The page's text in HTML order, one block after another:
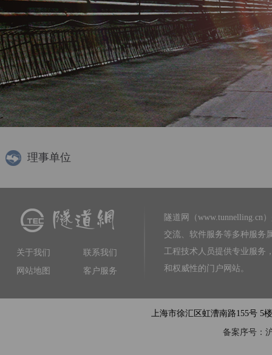
理事单位
关于我们
联系我们
网站地图
客户服务
隧道网（www.tunnelling.cn）
交流、软件服务等多种服务
工程技术人员提供专业服务
和权威性的门户网站。
上海市徐汇区虹漕南路155号 5
备案序号：